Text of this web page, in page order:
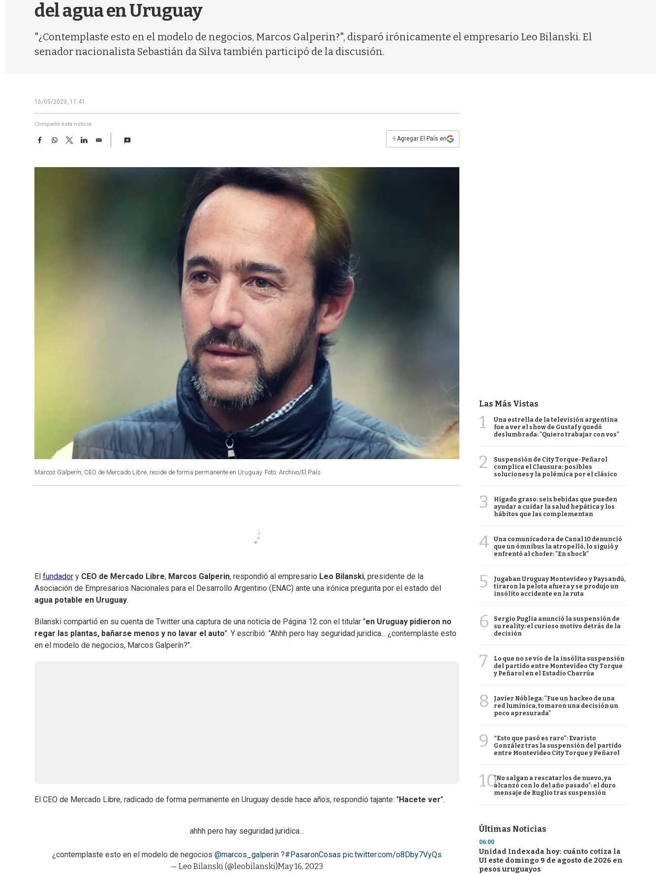
del agua en Uruguay
"¿Contemplaste esto en el modelo de negocios, Marcos Galperin?", disparó irónicamente el empresario Leo Bilanski. El
senador nacionalista Sebastián da Silva también participó de la discusión.
16/05/2023, 11:41
Compartir esta noticia
F
e
W
t
T
w
t
L
k
E
i
+Agregar El País en
Marcos Galperín, CEO de Mercado Libre, reside de forma permanente en Uruguay Foto: Archivo/El País
El fundador y CEO de Mercado Libre, Marcos Galperin, respondió al empresario Leo Bilanski, presidente de la
Asociación de Empresarios Nacionales para el Desarrollo Argentino (ENAC) ante una irónica pregunta por el estado del
agua potable en Uruguay.
Bilanski compartió en su cuenta de Twitter una captura de una noticia de Página 12 con el titular "en Uruguay pidieron no
regar las plantas, bañarse menos y no lavar el auto". Y escribió: "Ahhh pero hay seguridad juridica... ¿contemplaste esto
en el modelo de negocios, Marcos Galperín?".
El CEO de Mercado Libre, radicado de forma permanente en Uruguay desde hace años, respondió tajante: "Hacete ver".
ahhh pero hay seguridad juridica...
¿contemplaste esto en el modelo de negocios @marcos_galperin ?#PasaronCosas pic.twitter.com/o8Dby7VyQs
— Leo Bilanski (@leobilanski)May 16, 2023
Las Más Vistas
1
Una estrella de la televisión argentina
fue a ver el show de Gustaf y quedó
deslumbrada: "Quiero trabajar con vos"
2
Suspensión de City Torque-Peñarol
complica el Clausura: posibles
soluciones y la polémica por el clásico
3
Hígado graso: seis bebidas que pueden
ayudar a cuidar la salud hepática y los
hábitos que las complementan
4
Una comunicadora de Canal 10 denunció
que un ómnibus la atropelló, lo siguió y
enfrentó al chofer: "En shock"
5
Jugaban Uruguay Montevideo y Paysandú,
tiraron la pelota afuera y se produjo un
insólito accidente en la ruta
6
Sergio Puglia anunció la suspensión de
su reality: el curioso motivo detrás de la
decisión
7
Lo que no se vio de la insólita suspensión
del partido entre Montevideo Cty Torque
y Peñarol en el Estadio Charrúa
8
Javier Nóblega: "Fue un hackeo de una
red lumínica, tomaron una decisión un
poco apresurada"
9
“Esto que pasó es raro”: Evaristo
González tras la suspensión del partido
entre Montevideo City Torque y Peñarol
10"No salgan a rescatarlos de nuevo, ya
alcanzó con lo del año pasado": el duro
mensaje de Ruglio tras suspensión
Últimas Noticias
06:00
Unidad Indexada hoy: cuánto cotiza la
UI este domingo 9 de agosto de 2026 en
pesos uruguayos